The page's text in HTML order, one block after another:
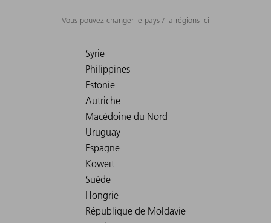
Vous pouvez changer le pays / la régions ici